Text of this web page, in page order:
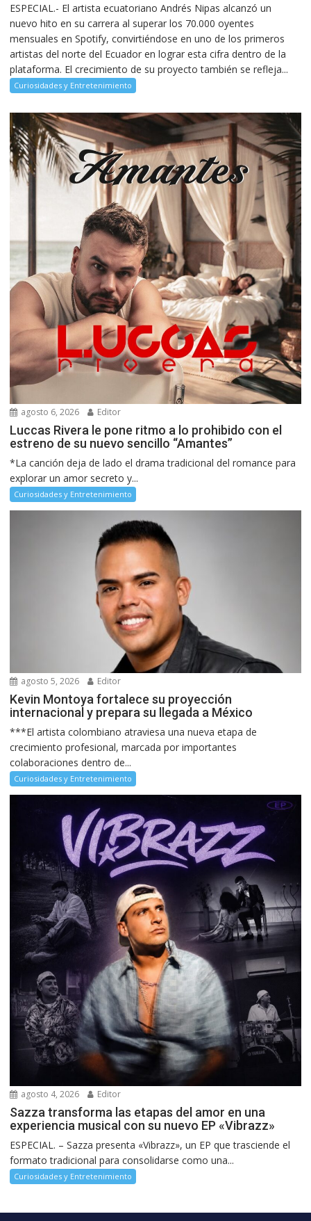
ESPECIAL.- El artista ecuatoriano Andrés Nipas alcanzó un
nuevo hito en su carrera al superar los 70.000 oyentes
mensuales en Spotify, convirtiéndose en uno de los primeros
artistas del norte del Ecuador en lograr esta cifra dentro de la
plataforma. El crecimiento de su proyecto también se refleja...
Curiosidades y Entretenimiento
agosto 6, 2026 Editor
Luccas Rivera le pone ritmo a lo prohibido con el
estreno de su nuevo sencillo “Amantes”
*La canción deja de lado el drama tradicional del romance para
explorar un amor secreto y...
Curiosidades y Entretenimiento
agosto 5, 2026 Editor
Kevin Montoya fortalece su proyección
internacional y prepara su llegada a México
***El artista colombiano atraviesa una nueva etapa de
crecimiento profesional, marcada por importantes
colaboraciones dentro de...
Curiosidades y Entretenimiento
agosto 4, 2026 Editor
Sazza transforma las etapas del amor en una
experiencia musical con su nuevo EP «Vibrazz»
ESPECIAL. – Sazza presenta «Vibrazz», un EP que trasciende el
formato tradicional para consolidarse como una...
Curiosidades y Entretenimiento